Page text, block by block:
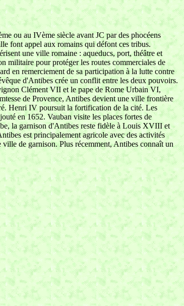
ou au IVème siècle avant JC par des phocéens
font appel aux romains qui défont ces tribus.
une ville romaine : aqueducs, port, théâtre et
militaire pour protéger les routes commerciales de
en remerciement de sa participation à la lutte contre
d'Antibes crée un conflit entre les deux pouvoirs.
Clément VII et le pape de Rome Urbain VI,
de Provence, Antibes devient une ville frontière
Henri IV poursuit la fortification de la cité. Les
en 1652. Vauban visite les places fortes de
la garnison d'Antibes reste fidèle à Louis XVIII et
est principalement agricole avec des activités
de garnison. Plus récemment, Antibes connaît un